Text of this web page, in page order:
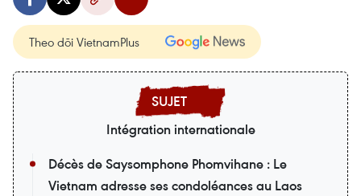
Theo dõi VietnamPlus
Intégration internationale
Décès de Saysomphone Phomvihane : Le
Vietnam adresse ses condoléances au Laos